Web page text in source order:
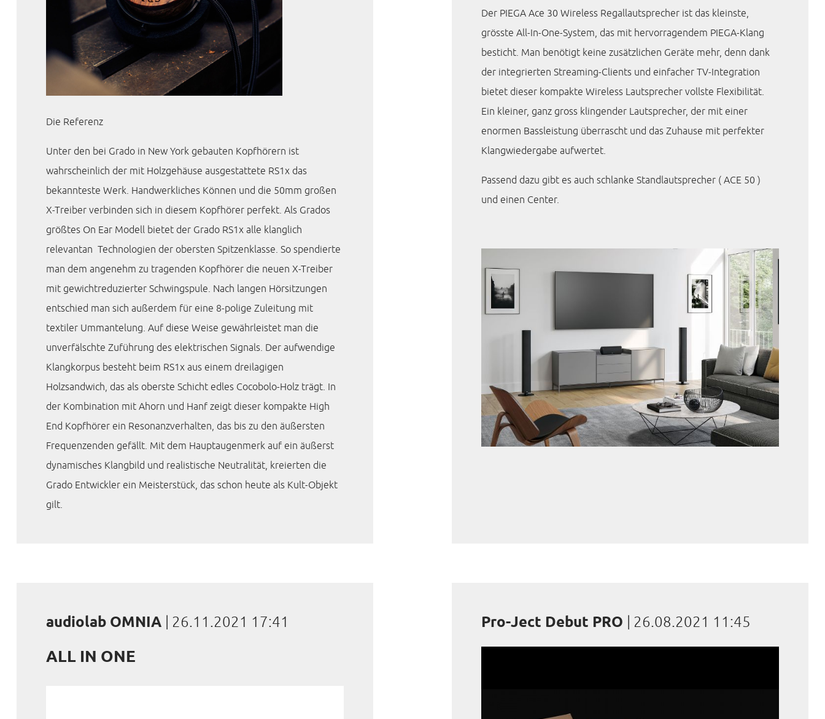
Die Referenz
Unter den bei Grado in New York gebauten Kopfhörern ist
wahrscheinlich der mit Holzgehäuse ausgestattete RS1x das
bekannteste Werk. Handwerkliches Können und die 50mm großen
X-Treiber verbinden sich in diesem Kopfhörer perfekt. Als Grados
größtes On Ear Modell bietet der Grado RS1x alle klanglich
relevantan Technologien der obersten Spitzenklasse. So spendierte
man dem angenehm zu tragenden Kopfhörer die neuen X-Treiber
mit gewichtreduzierter Schwingspule. Nach langen Hörsitzungen
entschied man sich außerdem für eine 8-polige Zuleitung mit
textiler Ummantelung. Auf diese Weise gewährleistet man die
unverfälschte Zuführung des elektrischen Signals. Der aufwendige
Klangkorpus besteht beim RS1x aus einem dreilagigen
Holzsandwich, das als oberste Schicht edles Cocobolo-Holz trägt. In
der Kombination mit Ahorn und Hanf zeigt dieser kompakte High
End Kopfhörer ein Resonanzverhalten, das bis zu den äußersten
Frequenzenden gefällt. Mit dem Hauptaugenmerk auf ein äußerst
dynamisches Klangbild und realistische Neutralität, kreierten die
Grado Entwickler ein Meisterstück, das schon heute als Kult-Objekt
gilt.
Der PIEGA Ace 30 Wireless Regallautsprecher ist das kleinste,
grösste All-In-One-System, das mit hervorragendem PIEGA-Klang
besticht. Man benötigt keine zusätzlichen Geräte mehr, denn dank
der integrierten Streaming-Clients und einfacher TV-Integration
bietet dieser kompakte Wireless Lautsprecher vollste Flexibilität.
Ein kleiner, ganz gross klingender Lautsprecher, der mit einer
enormen Bassleistung überrascht und das Zuhause mit perfekter
Klangwiedergabe aufwertet.
Passend dazu gibt es auch schlanke Standlautsprecher ( ACE 50 )
und einen Center.
audiolab OMNIA 26.11.2021 17:41
ALL IN ONE
Pro-Ject Debut PRO 26.08.2021 11:45